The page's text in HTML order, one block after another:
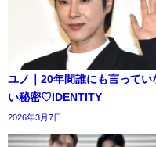
ユノ｜20年間誰にも言ってい
い秘密♡IDENTITY
2026年3月7日